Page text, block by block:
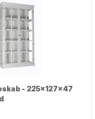
- 225x127x47